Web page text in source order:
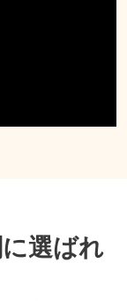
選ばれ